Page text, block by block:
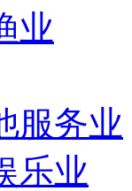
业
服务业
乐业